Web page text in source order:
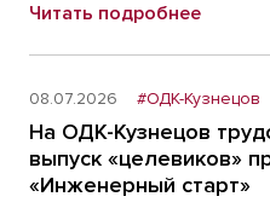
Читать подробнее
08.07.2026 #ОДК-Кузнецов
На ОДК-Кузнецов
выпуск «целевиков»
«Инженерный старт»